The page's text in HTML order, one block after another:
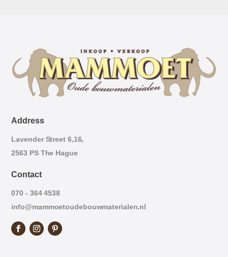
Address
Lavender Street 6,16,
2563 PS The Hague
Contact
070 - 364 4538
info@mammoetoudebouwmaterialen.nl